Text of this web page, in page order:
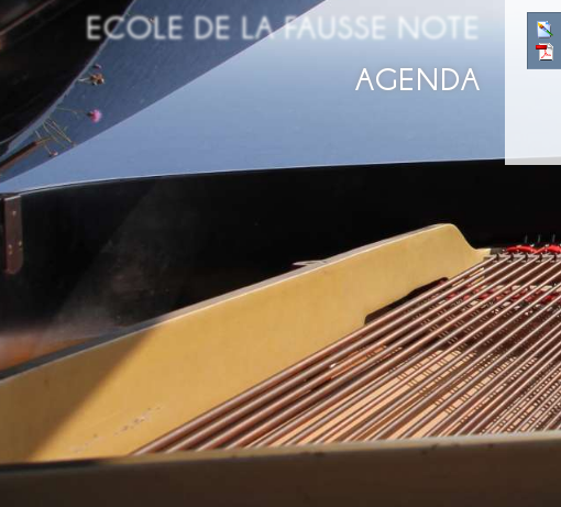
ECOLE DE LA FAUSSE NOTE
AGENDA